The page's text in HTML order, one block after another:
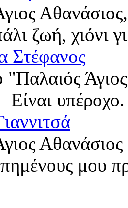
ζωή, χιόνι
Στέφανος
"Παλαιός
Είναι
μου